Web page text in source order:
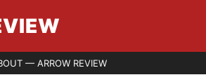
— ARROW REVIEW